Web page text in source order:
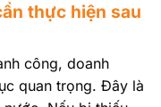
thực hiện sau
công, doanh
quan trọng. Đây là